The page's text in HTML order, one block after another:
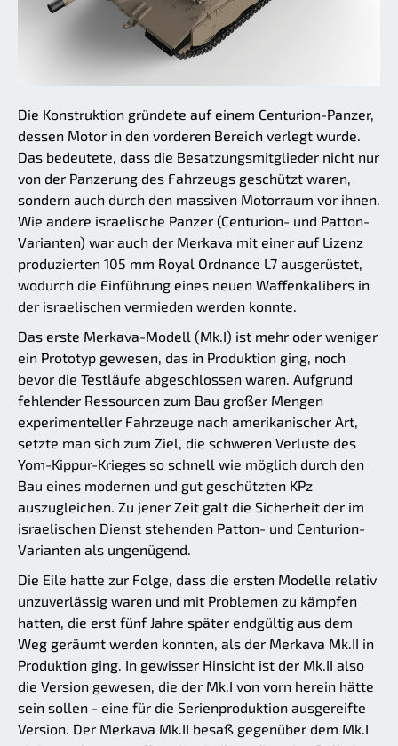
Die Konstruktion gründete auf einem Centurion-Panzer,
dessen Motor in den vorderen Bereich verlegt wurde.
Das bedeutete, dass die Besatzungsmitglieder nicht nur
von der Panzerung des Fahrzeugs geschützt waren,
sondern auch durch den massiven Motorraum vor ihnen.
Wie andere israelische Panzer (Centurion- und Patton-
Varianten) war auch der Merkava mit einer auf Lizenz
produzierten 105 mm Royal Ordnance L7 ausgerüstet,
wodurch die Einführung eines neuen Waffenkalibers in
der israelischen vermieden werden konnte.
Das erste Merkava-Modell (Mk.I) ist mehr oder weniger
ein Prototyp gewesen, das in Produktion ging, noch
bevor die Testläufe abgeschlossen waren. Aufgrund
fehlender Ressourcen zum Bau großer Mengen
experimenteller Fahrzeuge nach amerikanischer Art,
setzte man sich zum Ziel, die schweren Verluste des
Yom-Kippur-Krieges so schnell wie möglich durch den
Bau eines modernen und gut geschützten KPz
auszugleichen. Zu jener Zeit galt die Sicherheit der im
israelischen Dienst stehenden Patton- und Centurion-
Varianten als ungenügend.
Die Eile hatte zur Folge, dass die ersten Modelle relativ
unzuverlässig waren und mit Problemen zu kämpfen
hatten, die erst fünf Jahre später endgültig aus dem
Weg geräumt werden konnten, als der Merkava Mk.II in
Produktion ging. In gewisser Hinsicht ist der Mk.II also
die Version gewesen, die der Mk.I von vorn herein hätte
sein sollen - eine für die Serienproduktion ausgereifte
Version. Der Merkava Mk.II besaß gegenüber dem Mk.I